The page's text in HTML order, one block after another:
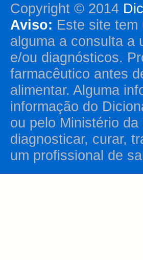
Copyright © 2014
Aviso: Este site tem
alguma a consulta a
e/ou diagnósticos.
farmacêutico antes
alimentar. Alguma
informação do
ou pelo Ministério
diagnosticar, curar,
um profissional de